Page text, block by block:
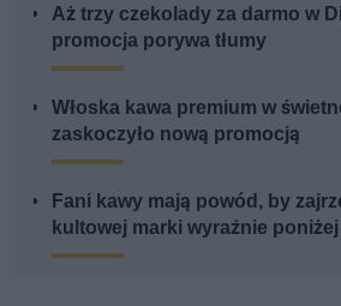
Aż trzy czekolady za darmo w
promocja porywa tłumy
Włoska kawa premium w
zaskoczyło nową promocją
Fani kawy mają powód, by
kultowej marki wyraźnie poniżej